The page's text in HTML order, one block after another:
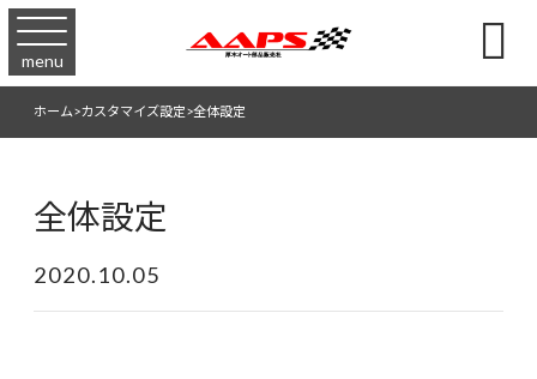
menu 
ホーム>カスタマイズ設定>全体設定
全体設定
2020.10.05